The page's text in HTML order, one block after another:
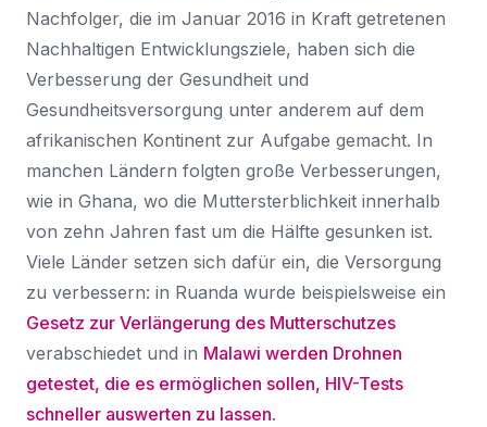
Nachfolger, die im Januar 2016 in Kraft getretenen
Nachhaltigen Entwicklungsziele, haben sich die
Verbesserung der Gesundheit und
Gesundheitsversorgung unter anderem auf dem
afrikanischen Kontinent zur Aufgabe gemacht. In
manchen Ländern folgten große Verbesserungen,
wie in Ghana, wo die Muttersterblichkeit innerhalb
von zehn Jahren fast um die Hälfte gesunken ist.
Viele Länder setzen sich dafür ein, die Versorgung
zu verbessern: in Ruanda wurde beispielsweise ein
Gesetz zur Verlängerung des Mutterschutzes
verabschiedet und in Malawi werden Drohnen
getestet, die es ermöglichen sollen, HIV-Tests
schneller auswerten zu lassen.